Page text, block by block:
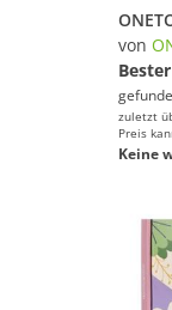
von
zuletzt
Preis
Keine